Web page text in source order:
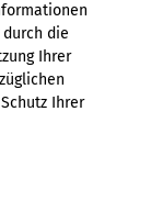
durch die
Ihrer
Ihrer